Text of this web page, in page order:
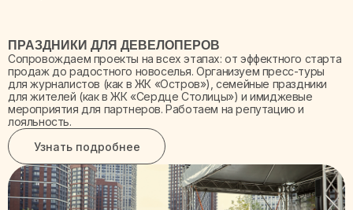
ПРАЗДНИКИ ДЛЯ ДЕВЕЛОПЕРОВ
Сопровождаем проекты на всех этапах: от эффектного старта
продаж до радостного новоселья. Организуем пресс-туры
для журналистов (как в ЖК «Остров»), семейные праздники
для жителей (как в ЖК «Сердце Столицы») и имиджевые
мероприятия для партнеров. Работаем на репутацию и
лояльность.
Узнать подробнее